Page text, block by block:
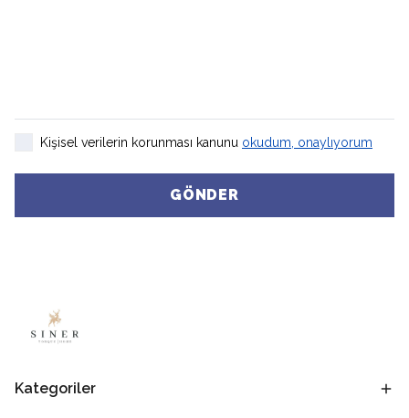
Kişisel verilerin korunması kanunu okudum, onaylıyorum
GÖNDER
Kategoriler